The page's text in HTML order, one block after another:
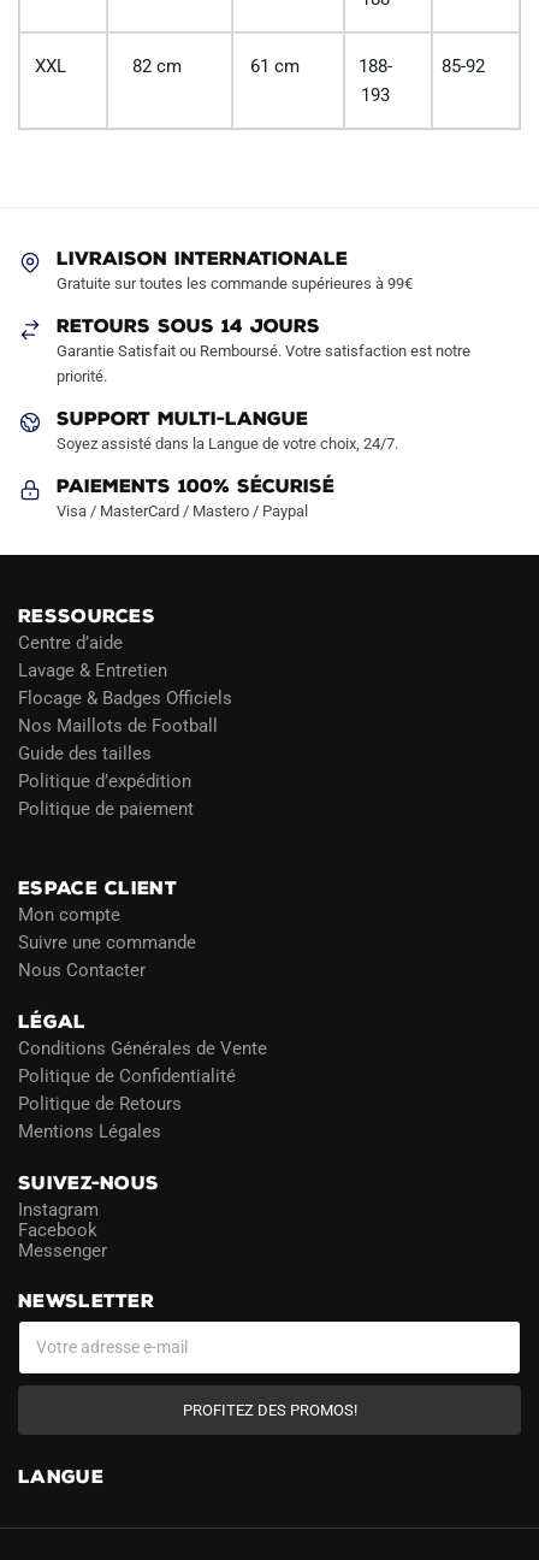
XXL 82 cm 61 cm
188-
193
85-92
LIVRAISON INTERNATIONALE
Gratuite sur toutes les commande supérieures à 99€
RETOURS SOUS 14 JOURS
Garantie Satisfait ou Remboursé. Votre satisfaction est notre
priorité.
SUPPORT MULTI-LANGUE
Soyez assisté dans la Langue de votre choix, 24/7.
Paiements 100% Sécurisé
Visa / MasterCard / Mastero / Paypal
RESSOURCES
Centre d’aide
Lavage & Entretien
Flocage & Badges Officiels
Nos Maillots de Football
Guide des tailles
Politique d’expédition
Politique de paiement
ESPACE CLIENT
Mon compte
Suivre une commande
Nous Contacter
LÉGAL
Conditions Générales de Vente
Politique de Confidentialité
Politique de Retours
Mentions Légales
SUIVEZ-NOUS
Instagram
Facebook
Messenger
NEWSLETTER
PROFITEZ DES PROMOS!
LANGUE